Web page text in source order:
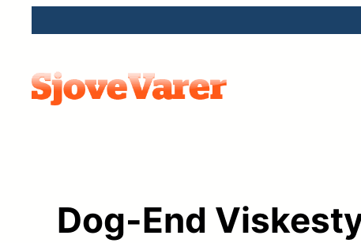
indhold
Dog-End